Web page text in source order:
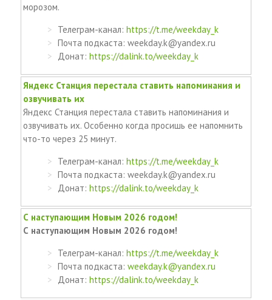
морозом.
Телеграм-канал: https://t.me/weekday_k
Почта подкаста: weekday.k@yandex.ru
Донат: https://dalink.to/weekday_k
Яндекс Станция перестала ставить напоминания и
озвучивать их
Яндекс Станция перестала ставить напоминания и
озвучивать их. Особенно когда просишь ее напомнить
что-то через 25 минут.
Телеграм-канал: https://t.me/weekday_k
Почта подкаста: weekday.k@yandex.ru
Донат: https://dalink.to/weekday_k
С наступающим Новым 2026 годом!
С наступающим Новым 2026 годом!
Телеграм-канал: https://t.me/weekday_k
Почта подкаста: weekday.k@yandex.ru
Донат: https://dalink.to/weekday_k